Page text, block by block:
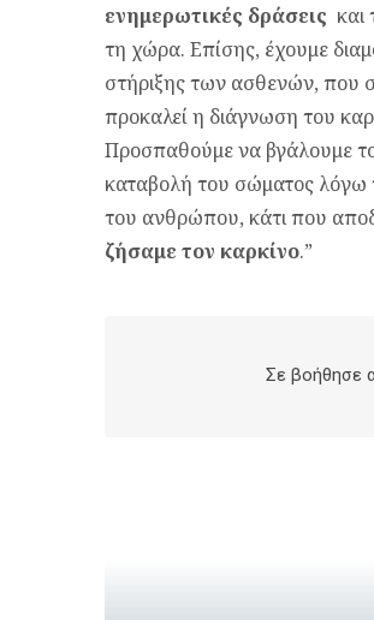
ενημερωτικές δράσεις και
τη χώρα. Επίσης, έχουμε
στήριξης των ασθενών, που
προκαλεί η διάγνωση του
Προσπαθούμε να βγάλουμε
καταβολή του σώματος λόγω
του ανθρώπου, κάτι που
ζήσαμε τον καρκίνο.”
Σε βοήθησε